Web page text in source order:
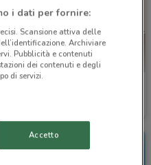
i dati per fornire:
Scansione attiva delle
Archiviare
Pubblicità e contenuti
dei contenuti e degli
di servizi.
Accetto